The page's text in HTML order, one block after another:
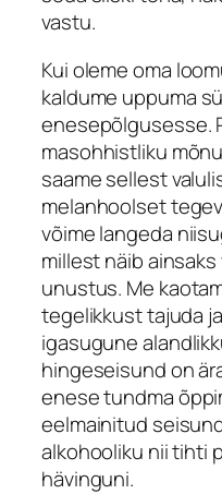
vastu.
Kui oleme oma
kaldume uppuma
enesepõlgusesse.
masohhistliku
saame sellest
melanhoolset
võime langeda
millest näib
unustus. Me
tegelikkust tajuda
igasugune
hingeseisund on
enese tundma
eelmainitud
alkohooliku nii tihti
hävinguni.